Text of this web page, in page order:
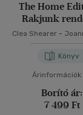
The Home
Rakjunk
Clea Shearer -
Könyv
Árinformációk
Borító ár:
7 499 Ft